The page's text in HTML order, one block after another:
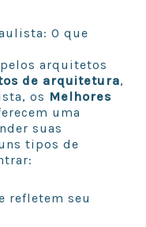
O que
arquitetos
de arquitetura,
os Melhores
uma
suas
tipos de
refletem seu